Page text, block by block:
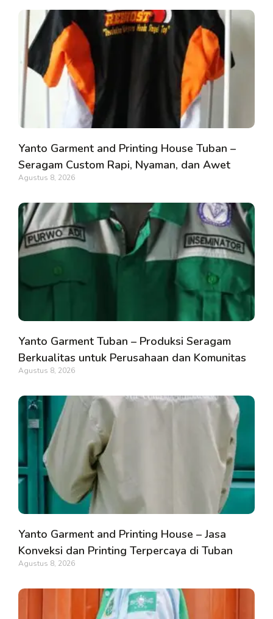
Yanto Garment and Printing House Tuban –
Seragam Custom Rapi, Nyaman, dan Awet
Agustus 8, 2026
Yanto Garment Tuban – Produksi Seragam
Berkualitas untuk Perusahaan dan Komunitas
Agustus 8, 2026
Yanto Garment and Printing House – Jasa
Konveksi dan Printing Terpercaya di Tuban
Agustus 8, 2026